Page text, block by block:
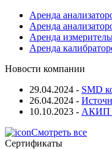
Аренда
Аренда
Аренда
Аренда
Новости компании
29.04.2024 - SMD
26.04.2024 -
10.10.2023 - АКИП
Смотреть все
Сертификаты